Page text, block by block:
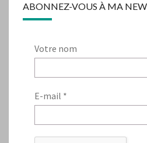
ABONNEZ-VOUS À MA
Votre nom
E-mail *